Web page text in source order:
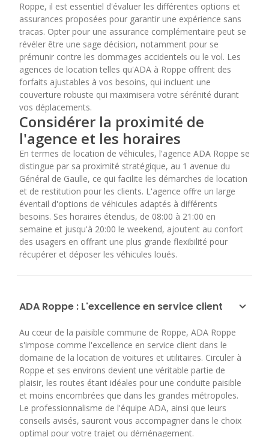
Roppe, il est essentiel d'évaluer les différentes options et
assurances proposées pour garantir une expérience sans
tracas. Opter pour une assurance complémentaire peut se
révéler être une sage décision, notamment pour se
prémunir contre les dommages accidentels ou le vol. Les
agences de location telles qu'ADA à Roppe offrent des
forfaits ajustables à vos besoins, qui incluent une
couverture robuste qui maximisera votre sérénité durant
vos déplacements.
Considérer la proximité de
l'agence et les horaires
En termes de location de véhicules, l'agence ADA Roppe se
distingue par sa proximité stratégique, au 1 avenue du
Général de Gaulle, ce qui facilite les démarches de location
et de restitution pour les clients. L'agence offre un large
éventail d'options de véhicules adaptés à différents
besoins. Ses horaires étendus, de 08:00 à 21:00 en
semaine et jusqu'à 20:00 le weekend, ajoutent au confort
des usagers en offrant une plus grande flexibilité pour
récupérer et déposer les véhicules loués.
ADA Roppe : L'excellence en service client
Au cœur de la paisible commune de Roppe, ADA Roppe
s'impose comme l'excellence en service client dans le
domaine de la location de voitures et utilitaires. Circuler à
Roppe et ses environs devient une véritable partie de
plaisir, les routes étant idéales pour une conduite paisible
et moins encombrées que dans les grandes métropoles.
Le professionnalisme de l'équipe ADA, ainsi que leurs
conseils avisés, sauront vous accompagner dans le choix
optimal pour votre trajet ou déménagement.